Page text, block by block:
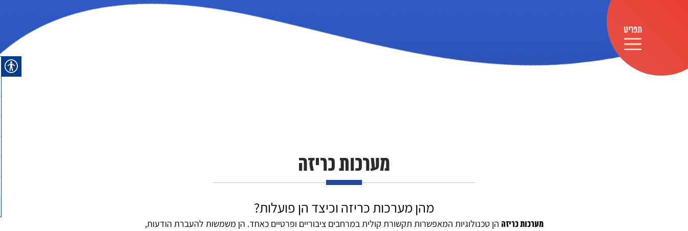
עמוד
החברה
גלריה
מערכות כריזה
מהן מערכות כריזה וכיצד הן פועלות?
מערכות כריזה הן טכנולוגיות המאפשרות תקשורת קולית במרחבים ציבוריים ופרטיים כאחד. הן משמשות להעברת הודעות,